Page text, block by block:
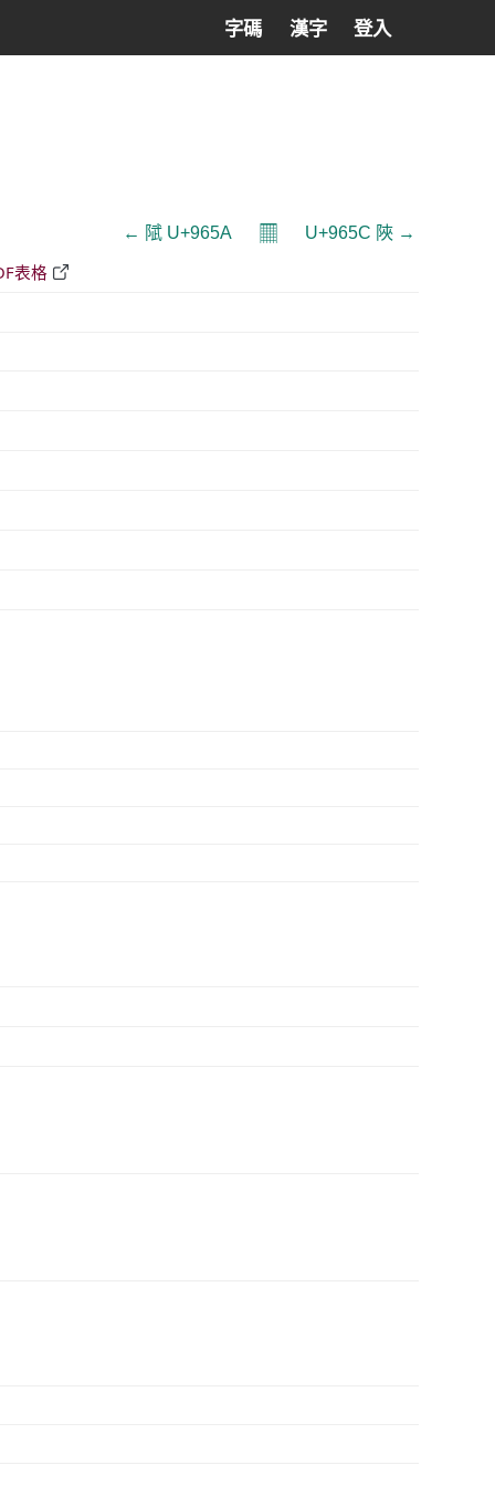
字碼 漢字 登入
← 陚 U+965A 𝄜 U+965C 陜 →
表格